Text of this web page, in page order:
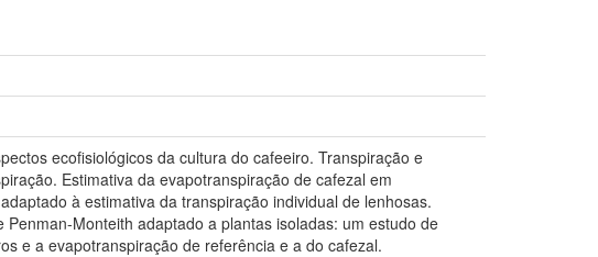
ecofisiológicos da cultura do cafeeiro. Transpiração e
Estimativa da evapotranspiração de cafezal em
à estimativa da transpiração individual de lenhosas.
Monteith adaptado a plantas isoladas: um estudo de
e a evapotranspiração de referência e a do cafezal.